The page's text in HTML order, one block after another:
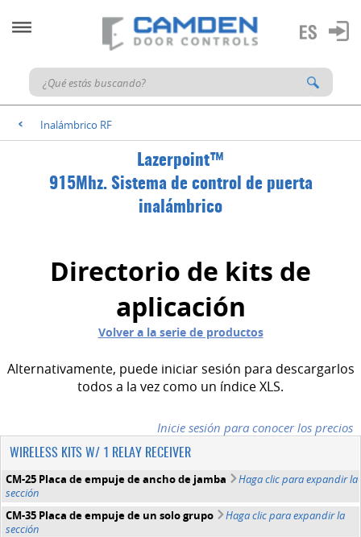
< Inalámbrico RF
Lazerpoint™
915Mhz. Sistema de control de puerta
inalámbrico
Directorio de kits de
aplicación
Volver a la serie de productos
Alternativamente, puede iniciar sesión para descargarlos
todos a la vez como un índice XLS.
Inicie sesión para conocer los precios
WIRELESS KITS W/ 1 RELAY RECEIVER
CM-25 Placa de empuje de ancho de jamba
Haga clic para expandir la
sección
CM-35 Placa de empuje de un solo grupo
Haga clic para expandir la
sección